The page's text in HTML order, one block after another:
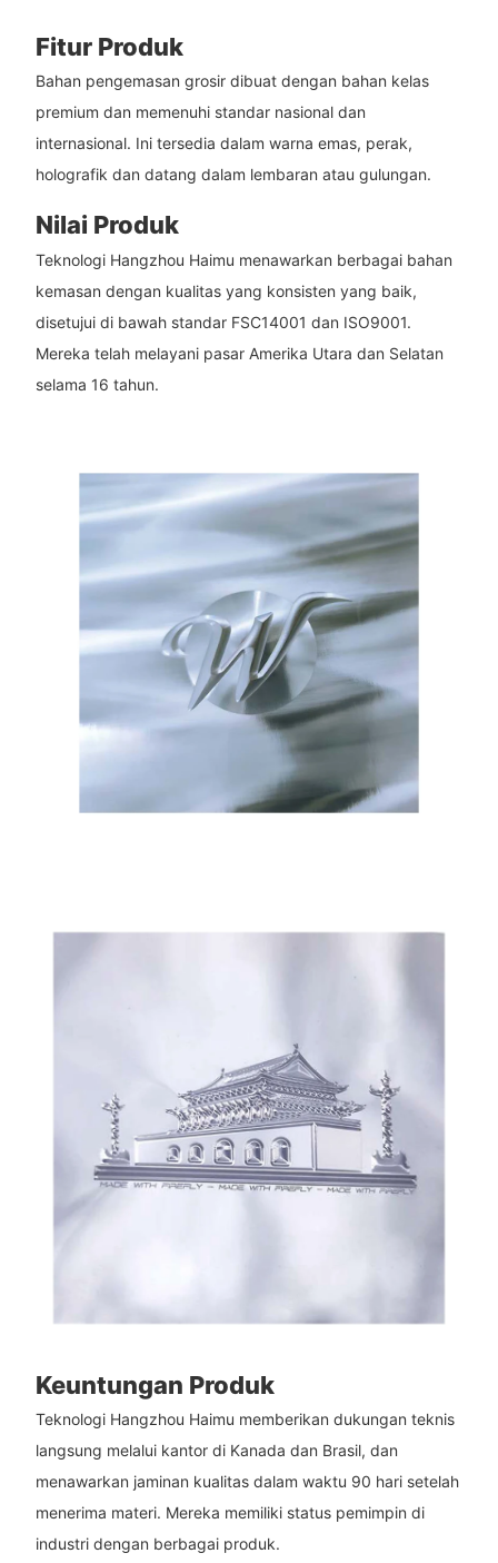
Fitur Produk
Bahan pengemasan grosir dibuat dengan bahan kelas
premium dan memenuhi standar nasional dan
internasional. Ini tersedia dalam warna emas, perak,
holografik dan datang dalam lembaran atau gulungan.
Nilai Produk
Teknologi Hangzhou Haimu menawarkan berbagai bahan
kemasan dengan kualitas yang konsisten yang baik,
disetujui di bawah standar FSC14001 dan ISO9001.
Mereka telah melayani pasar Amerika Utara dan Selatan
selama 16 tahun.
Keuntungan Produk
Teknologi Hangzhou Haimu memberikan dukungan teknis
langsung melalui kantor di Kanada dan Brasil, dan
menawarkan jaminan kualitas dalam waktu 90 hari setelah
menerima materi. Mereka memiliki status pemimpin di
industri dengan berbagai produk.